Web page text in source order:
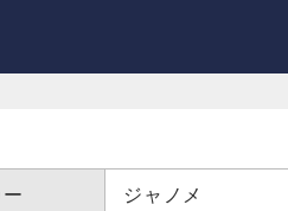
ジャノメ